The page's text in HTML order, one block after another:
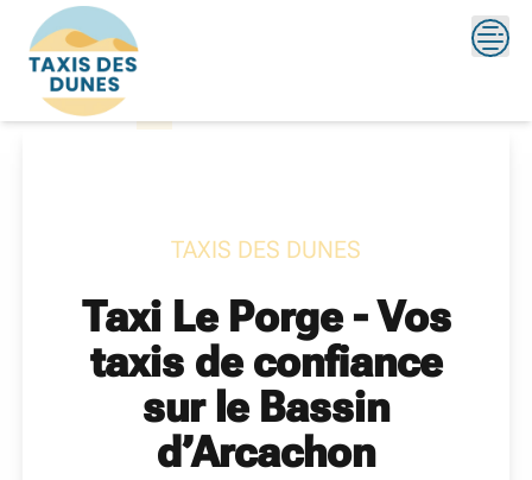
content
TAXIS DES DUNES
Taxi Le Porge - Vos
taxis de confiance
sur le Bassin
d’Arcachon